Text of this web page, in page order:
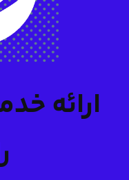
ارائه